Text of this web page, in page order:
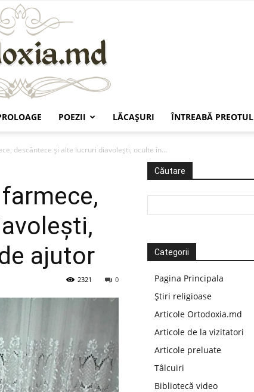
POEZII LĂCAŞURI ÎNTREABĂ PREOTUL
descântece şi alte lucruri diavoleşti, oculte în...
ajutor
0
2321
Căutare
Categorii
Pagina Principala
Știri religioase
Articole Ortodoxia.md
Articole de la vizitatori
Articole preluate
Tâlcuiri
Bibliotecă video